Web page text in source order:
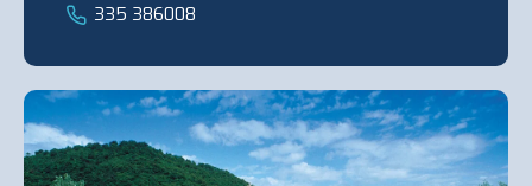
335 386008